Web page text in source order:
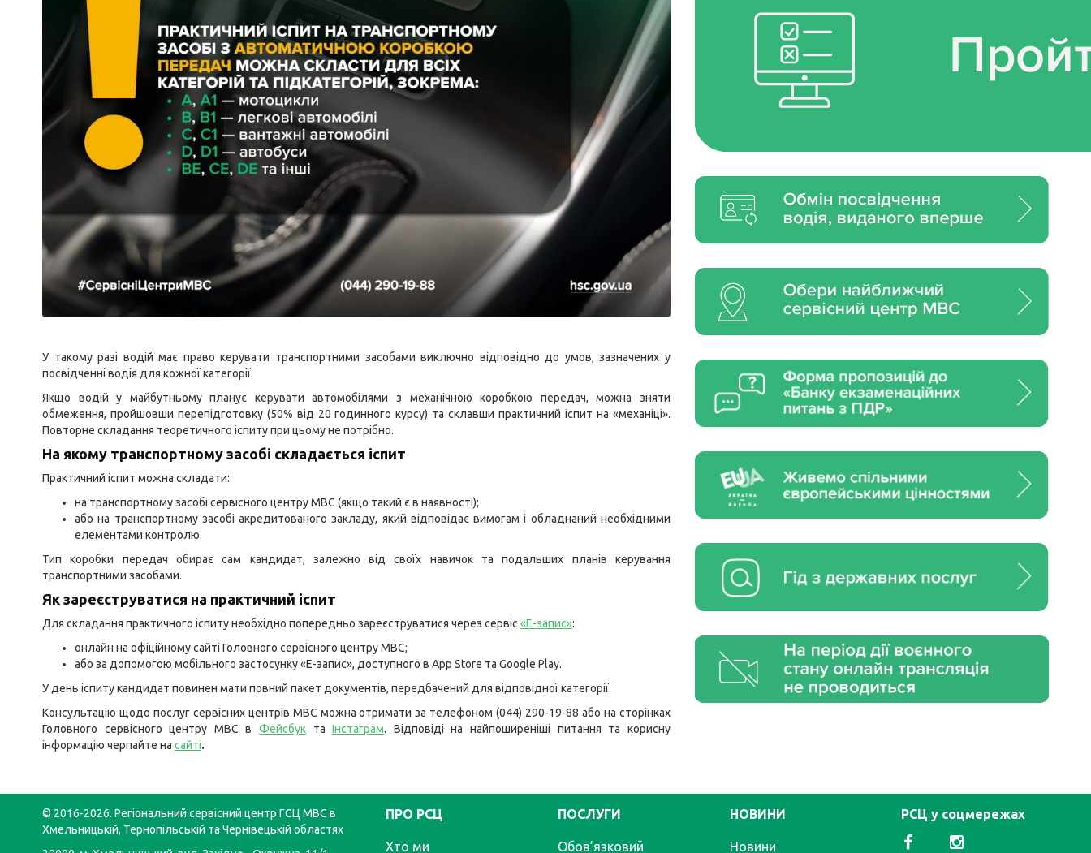
У такому разі водій має право керувати транспортними засобами виключно відповідно до умов, зазначених у
посвідченні водія для кожної категорії.
Якщо водій у майбутньому планує керувати автомобілями з механічною коробкою передач, можна зняти
обмеження, пройшовши перепідготовку (50% від 20 годинного курсу) та склавши практичний іспит на «механіці».
Повторне складання теоретичного іспиту при цьому не потрібно.
На якому транспортному засобі складається іспит
Практичний іспит можна складати:
на транспортному засобі сервісного центру МВС (якщо такий є в наявності);
або на транспортному засобі акредитованого закладу, який відповідає вимогам і обладнаний необхідними
елементами контролю.
Тип коробки передач обирає сам кандидат, залежно від своїх навичок та подальших планів керування
транспортними засобами.
Як зареєструватися на практичний іспит
Для складання практичного іспиту необхідно попередньо зареєструватися через сервіс «Е-запис»:
онлайн на офіційному сайті Головного сервісного центру МВС;
або за допомогою мобільного застосунку «Е-запис», доступного в App Store та Google Play.
У день іспиту кандидат повинен мати повний пакет документів, передбачений для відповідної категорії.
Консультацію щодо послуг сервісних центрів МВС можна отримати за телефоном (044) 290-19-88 або на сторінках
Головного сервісного центру МВС вФейсбук таІнстаграм. Відповіді на найпоширеніші питання та корисну
інформацію черпайте на сайті.
© 2016-2026. Регіональний сервісний центр ГСЦ МВС в
Хмельницькій, Тернопільській та Чернівецькій областях
ПРО РСЦ
Хто ми
ПОСЛУГИ
Обов’язковий
НОВИНИ
Новини
РСЦ у соцмережах